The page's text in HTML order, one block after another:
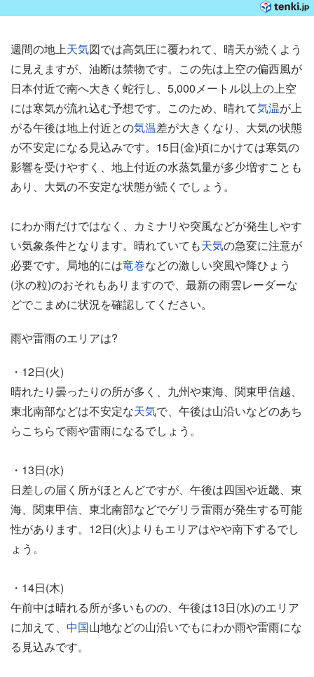
週間の地上天気図では高気圧に覆われて、晴天が続くよう
に見えますが、油断は禁物です。この先は上空の偏西風が
日本付近で南へ大きく蛇行し、5,000メートル以上の上空
には寒気が流れ込む予想です。このため、晴れて気温が上
がる午後は地上付近との気温差が大きくなり、大気の状態
が不安定になる見込みです。15日(金)頃にかけては寒気の
影響を受けやすく、地上付近の水蒸気量が多少増すことも
あり、大気の不安定な状態が続くでしょう。
にわか雨だけではなく、カミナリや突風などが発生しやす
い気象条件となります。晴れていても天気の急変に注意が
必要です。局地的には竜巻などの激しい突風や降ひょう
(氷の粒)のおそれもありますので、最新の雨雲レーダーな
どでこまめに状況を確認してください。
雨や雷雨のエリアは?
・12日(火)
晴れたり曇ったりの所が多く、九州や東海、関東甲信越、
東北南部などは不安定な天気で、午後は山沿いなどのあち
らこちらで雨や雷雨になるでしょう。
・13日(水)
日差しの届く所がほとんどですが、午後は四国や近畿、東
海、関東甲信、東北南部などでゲリラ雷雨が発生する可能
性があります。12日(火)よりもエリアはやや南下するでし
ょう。
・14日(木)
午前中は晴れる所が多いものの、午後は13日(水)のエリア
に加えて、 中国山地などの山沿いでもにわか雨や雷雨にな
る見込みです。